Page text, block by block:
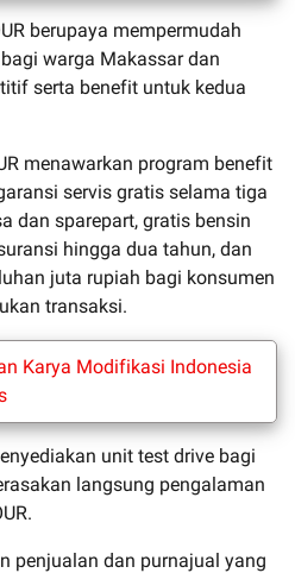
berupaya mempermudah
warga Makassar dan
serta benefit untuk kedua
menawarkan program benefit
servis gratis selama tiga
dan sparepart, gratis bensin
hingga dua tahun, dan
juta rupiah bagi konsumen
transaksi.
Karya Modifikasi Indonesia
unit test drive bagi
langsung pengalaman
penjualan dan purnajual yang